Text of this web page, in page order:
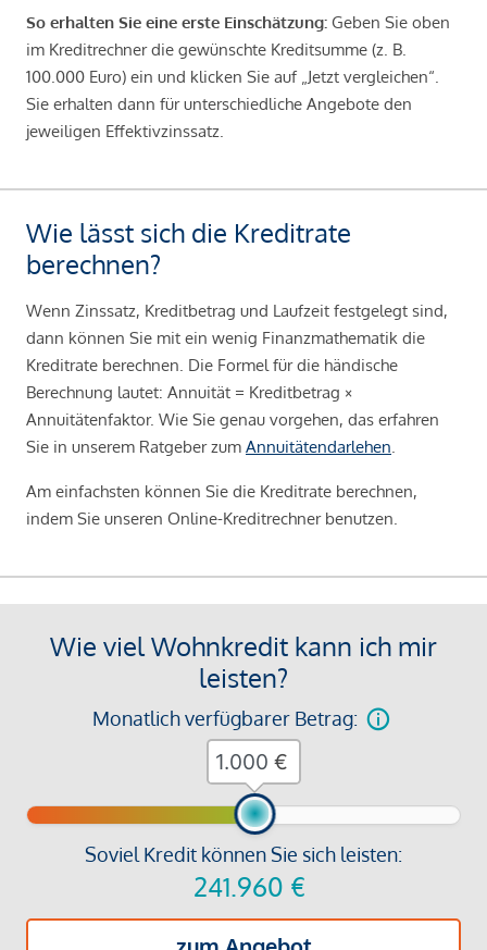
So erhalten Sie eine erste Einschätzung: Geben Sie oben
im Kreditrechner die gewünschte Kreditsumme (z. B.
100.000 Euro) ein und klicken Sie auf „Jetzt vergleichen“.
Sie erhalten dann für unterschiedliche Angebote den
jeweiligen Effektivzinssatz.
Wie lässt sich die Kreditrate
berechnen?
Wenn Zinssatz, Kreditbetrag und Laufzeit festgelegt sind,
dann können Sie mit ein wenig Finanzmathematik die
Kreditrate berechnen. Die Formel für die händische
Berechnung lautet: Annuität = Kreditbetrag ×
Annuitätenfaktor. Wie Sie genau vorgehen, das erfahren
Sie in unserem Ratgeber zum Annuitätendarlehen
Am einfachsten können Sie die Kreditrate berechnen,
indem Sie unseren Online-Kreditrechner benutzen.
Wie viel Wohnkredit kann ich mir
leisten?
Monatlich verfügbarer Betrag:
Soviel Kredit können Sie sich leisten:
241.960 €
€